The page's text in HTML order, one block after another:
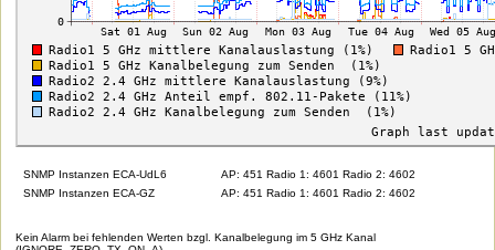
SNMP Instanzen ECA-UdL6
AP: 451 Radio 1: 4601 Radio 2: 4602
SNMP Instanzen ECA-GZ
AP: 451 Radio 1: 4601 Radio 2: 4602
Kein Alarm bei fehlenden Werten bzgl. Kanalbelegung im 5 GHz Kanal